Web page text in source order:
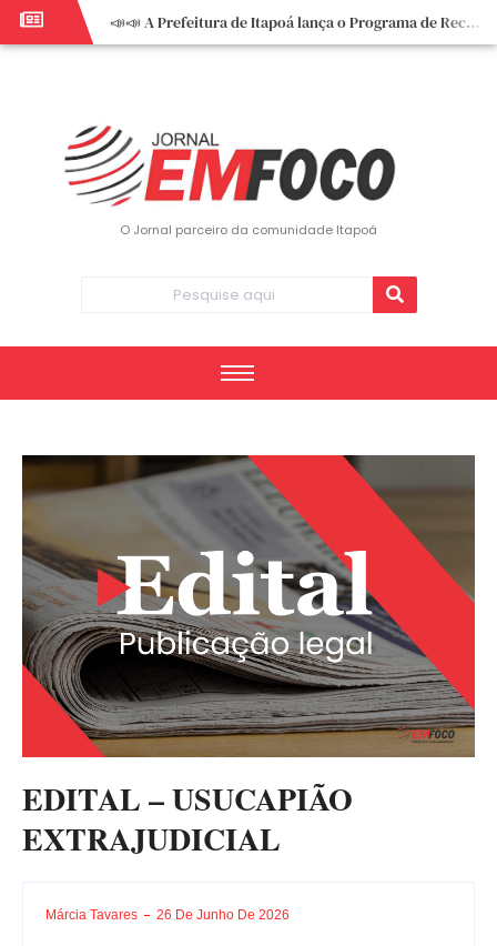
📣📣 A Prefeitura de Itapoá lança o Programa de Recuperação Fiscal (REFIS).
📢 Empreendedor do turismo, esta oportunidade é para você! Itapoá – SC.
O Jornal parceiro da comunidade Itapoá
EDITAL – USUCAPIÃO
EXTRAJUDICIAL
Márcia Tavares 26 De Junho De 2026